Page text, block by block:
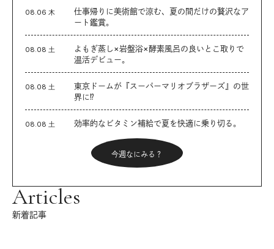
08.06 木
仕事帰りに美術館で涼む、夏の間だけの贅沢なア
ート鑑賞。
08.08 土
よもぎ蒸し×岩盤浴×酵素風呂の良いとこ取りで
温活デビュー。
08.08 土
東京ドームが『スーパーマリオブラザーズ』の世
界に⁉︎
08.08 土 効率的なビタミン補給で夏を快適に乗り切る。
今週なにみる？
Articles
新着記事